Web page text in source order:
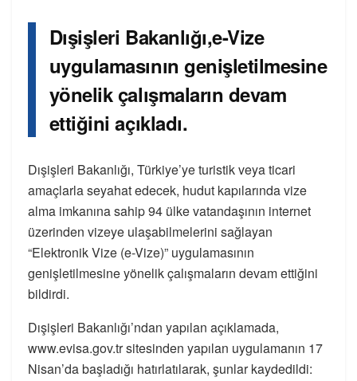
Dışişleri Bakanlığı,e-Vize
uygulamasının genişletilmesine
yönelik çalışmaların devam
ettiğini açıkladı.
Dışişleri Bakanlığı, Türkiye’ye turistik veya ticari
amaçlarla seyahat edecek, hudut kapılarında vize
alma imkanına sahip 94 ülke vatandaşının internet
üzerinden vizeye ulaşabilmelerini sağlayan
“Elektronik Vize (e-Vize)” uygulamasının
genişletilmesine yönelik çalışmaların devam ettiğini
bildirdi.
Dışişleri Bakanlığı’ndan yapılan açıklamada,
www.evisa.gov.tr sitesinden yapılan uygulamanın 17
Nisan’da başladığı hatırlatılarak, şunlar kaydedildi: